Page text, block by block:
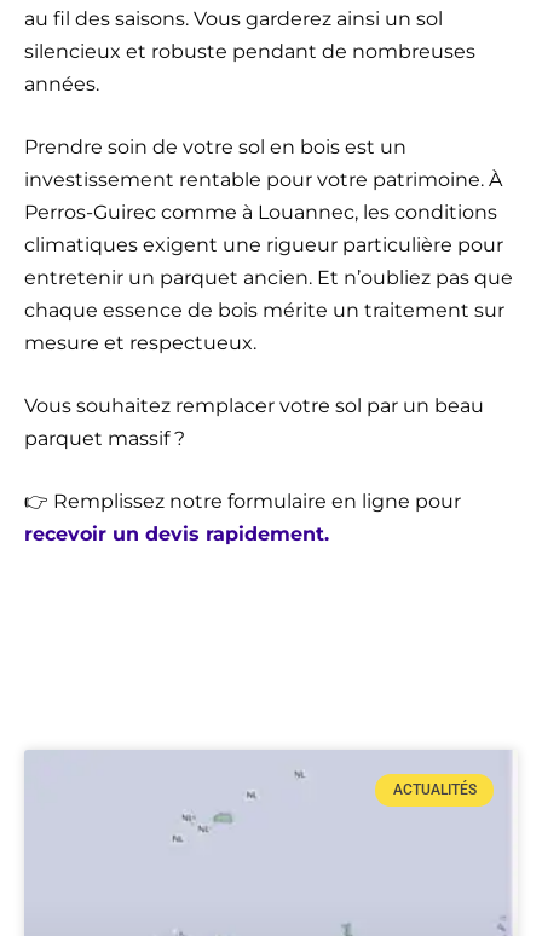
au fil des saisons. Vous garderez ainsi un sol
silencieux et robuste pendant de nombreuses
années.
Prendre soin de votre sol en bois est un
investissement rentable pour votre patrimoine. À
Perros-Guirec comme à Louannec, les conditions
climatiques exigent une rigueur particulière pour
entretenir un parquet ancien. Et n’oubliez pas que
chaque essence de bois mérite un traitement sur
mesure et respectueux.
Vous souhaitez remplacer votre sol par un beau
parquet massif ?
👉 Remplissez notre formulaire en ligne pour
recevoir un devis rapidement.
ACTUALITÉS